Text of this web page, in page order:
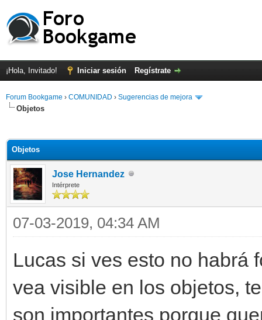
¡Hola, Invitado! Iniciar sesión Regístrate
Forum Bookgame › COMUNIDAD › Sugerencias de mejora
Objetos
Objetos
Jose Hernandez
Intérprete
07-03-2019, 04:34 AM
Lucas si ves esto no habrá
vea visible en los objetos,
son importantes porque